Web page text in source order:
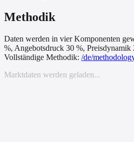
Methodik
Daten werden in vier Komponenten
%, Angebotsdruck 30 %,
Vollständige Methodik: /de/
Marktdaten werden geladen...